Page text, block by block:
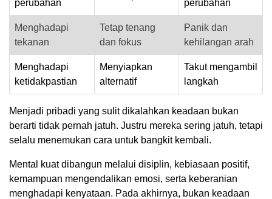
perubahan
perubahan
Menghadapi
tekanan
Tetap tenang
dan fokus
Panik dan
kehilangan arah
Menghadapi
ketidakpastian
Menyiapkan
alternatif
Takut mengambil
langkah
Menjadi pribadi yang sulit dikalahkan keadaan bukan
berarti tidak pernah jatuh. Justru mereka sering jatuh, tetapi
selalu menemukan cara untuk bangkit kembali.
Mental kuat dibangun melalui disiplin, kebiasaan positif,
kemampuan mengendalikan emosi, serta keberanian
menghadapi kenyataan. Pada akhirnya, bukan keadaan